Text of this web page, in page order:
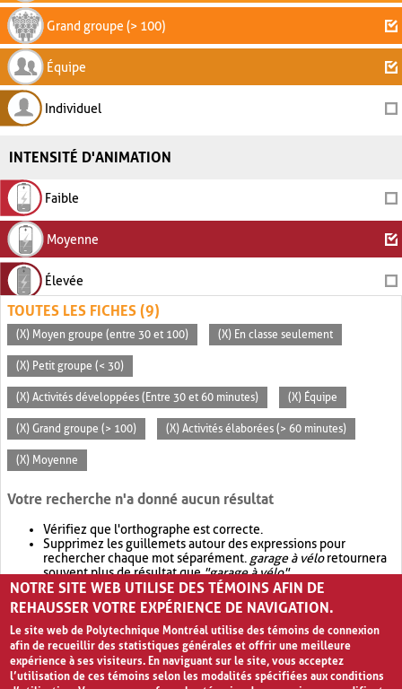
Grand groupe (> 100)
Équipe
Individuel
INTENSITÉ D'ANIMATION
Faible
Moyenne
Élevée
TOUTES LES FICHES (9)
(X) Moyen groupe (entre 30 et 100) (X) En classe seulement
(X) Petit groupe (< 30)
(X) Activités développées (Entre 30 et 60 minutes) (X) Équipe
(X) Grand groupe (> 100) (X) Activités élaborées (> 60 minutes)
(X) Moyenne
Votre recherche n'a donné aucun résultat
Vérifiez que l'orthographe est correcte.
Supprimez les guillemets autour des expressions pour
rechercher chaque mot séparément. garage à véloretournera
souvent plus de résultat que"garage à vélo".
Envisagez d'élargir votre recherche avec OR.garage OR vélo
retournera souvent plus de résultat quegarage à vélo
NOTRE SITE WEB UTILISE DES TÉMOINS AFIN DE
REHAUSSER VOTRE EXPÉRIENCE DE NAVIGATION.
Le site web de Polytechnique Montréal utilise des témoins de connexion
afin de recueillir des statistiques générales et offrir une meilleure
expérience à ses visiteurs. En naviguant sur le site, vous acceptez
l’utilisation de ces témoins selon les modalités spécifiées aux conditions